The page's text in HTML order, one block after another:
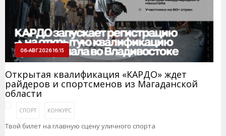
06-АВГ 2026 16:15
Открытая квалификация «КАРДО» ждет
райдеров и спортсменов из Магаданской
области
СПОРТ КОНКУРС
Твой билет на главную сцену уличного спорта